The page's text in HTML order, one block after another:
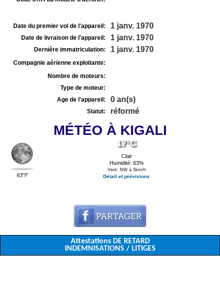
Date du premier vol de l'appareil: 1 janv. 1970
Date de livraison de l'appareil: 1 janv. 1970
Dernière immatriculation: 1 janv. 1970
Compagnie aérienne exploitante:
Nombre de moteurs:
Type de moteur:
Age de l'appareil:
0 an(s)
Statut: réformé
MÉTÉO À KIGALI
63°F
17°C
Clair
Humidité: 63%
Vent: NW à 5km/h
Détail et prévisions
Attestations DE RETARD
INDEMNISATIONS / LITIGES